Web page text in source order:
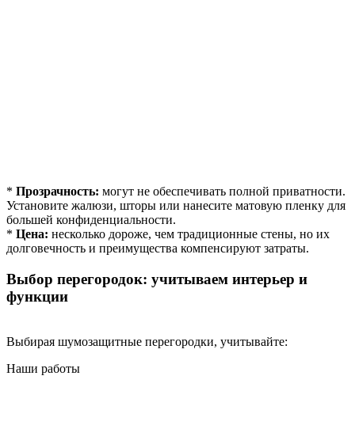
* Прозрачность: могут не обеспечивать полной приватности.
Установите жалюзи, шторы или нанесите матовую пленку для
большей конфиденциальности.
* Цена: несколько дороже, чем традиционные стены, но их
долговечность и преимущества компенсируют затраты.
Выбор перегородок: учитываем интерьер и
функции
Выбирая шумозащитные перегородки, учитывайте:
Наши работы